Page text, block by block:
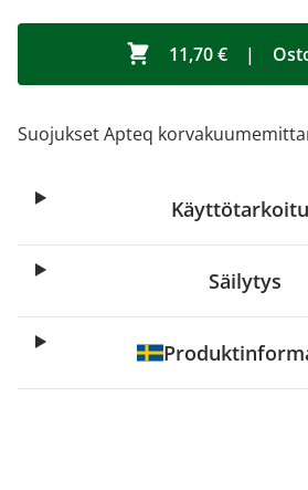
11,70 € |
Suojukset Apteq
Säilytys